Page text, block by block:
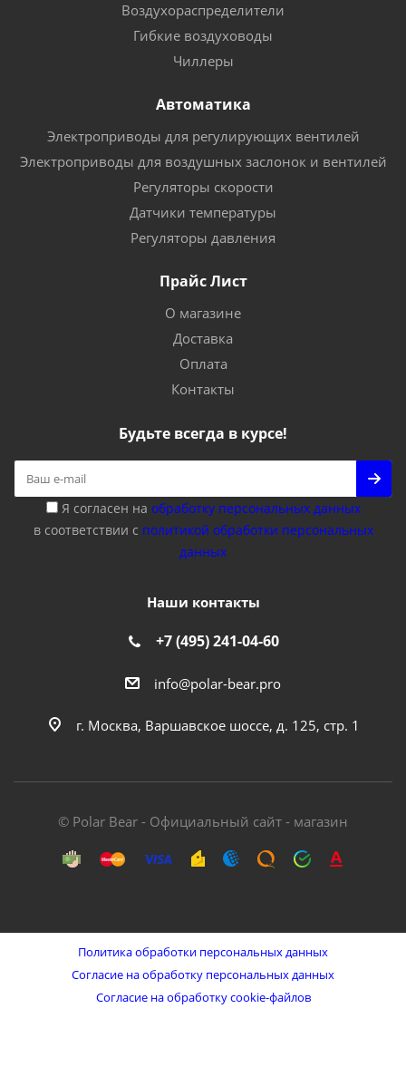
Воздухораспределители
Гибкие воздуховоды
Чиллеры
Автоматика
Электроприводы для регулирующих вентилей
Электроприводы для воздушных заслонок и вентилей
Регуляторы скорости
Датчики температуры
Регуляторы давления
Прайс Лист
О магазине
Доставка
Оплата
Контакты
Будьте всегда в курсе!
Я согласен на обработку персональных данных
в соответствии с политикой обработки персональных
данных
Наши контакты
+7 (495) 241-04-60
info@polar-bear.pro
г. Москва, Варшавское шоссе, д. 125, стр. 1
© Polar Bear - Официальный сайт - магазин
Политика обработки персональных данных
Согласие на обработку персональных данных
Согласие на обработку cookie-файлов